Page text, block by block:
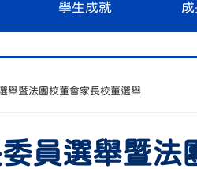
學生成就
舉暨法團校董會家長校董選舉
員選舉暨法